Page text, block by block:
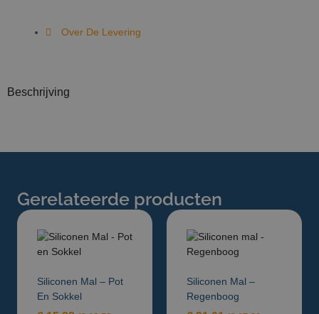
Over De Levering
Beschrijving
Gerelateerde producten
Siliconen Mal – Pot
En Sokkel
Siliconen Mal –
Regenboog